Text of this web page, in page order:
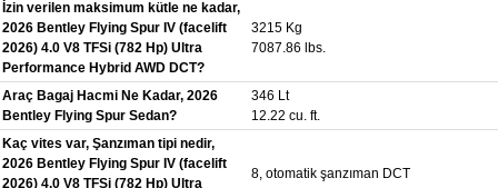
İzin verilen maksimum kütle ne kadar,
2026 Bentley Flying Spur IV (facelift
2026) 4.0 V8 TFSi (782 Hp) Ultra
Performance Hybrid AWD DCT?
3215 Kg
7087.86 lbs.
Araç Bagaj Hacmi Ne Kadar, 2026
Bentley Flying Spur Sedan?
346 Lt
12.22 cu. ft.
Kaç vites var, Şanzıman tipi nedir,
2026 Bentley Flying Spur IV (facelift
2026) 4.0 V8 TFSi (782 Hp) Ultra
8, otomatik şanzıman DCT